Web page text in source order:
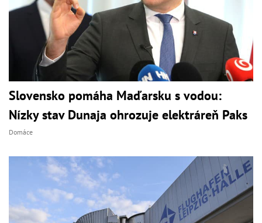
Slovensko pomáha Maďarsku s vodou:
Nízky stav Dunaja ohrozuje elektráreň Paks
Domáce